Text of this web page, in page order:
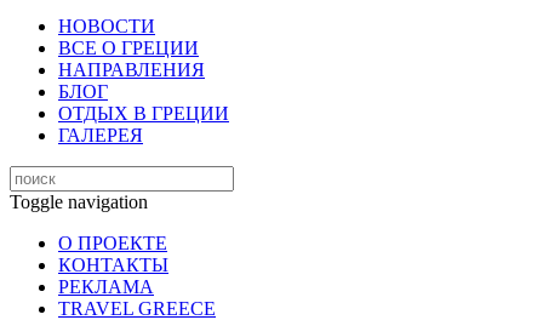
НОВОСТИ
ВСЕ О ГРЕЦИИ
НАПРАВЛЕНИЯ
БЛОГ
ОТДЫХ В ГРЕЦИИ
ГАЛЕРЕЯ
Toggle navigation
О ПРОЕКТЕ
КОНТАКТЫ
РЕКЛАМА
TRAVEL GREECE